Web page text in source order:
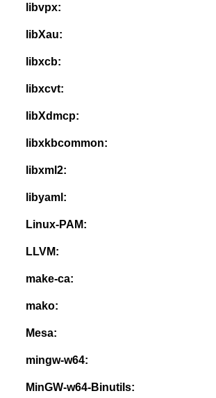
libvpx:
libXau:
libxcb:
libxcvt:
libXdmcp:
libxkbcommon:
libxml2:
libyaml:
Linux-PAM:
LLVM:
make-ca:
mako:
Mesa:
mingw-w64:
MinGW-w64-Binutils: